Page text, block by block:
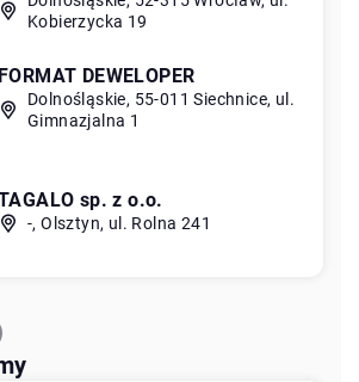
Kobierzycka 19
FORMAT DEWELOPER
Dolnośląskie, 55-011 Siechnice, ul.
Gimnazjalna 1
sp. z o.o.
-, Olsztyn, ul. Rolna 241